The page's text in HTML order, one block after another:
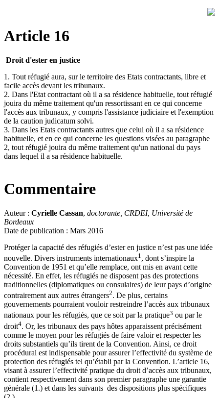
Article 16
Droit d'ester en justice
1. Tout réfugié aura, sur le territoire des Etats contractants, libre et
facile accès devant les tribunaux.
2. Dans l'Etat contractant où il a sa résidence habituelle, tout réfugié
jouira du même traitement qu'un ressortissant en ce qui concerne
l'accès aux tribunaux, y compris l'assistance judiciaire et l'exemption
de la caution judicatum solvi.
3. Dans les Etats contractants autres que celui où il a sa résidence
habituelle, et en ce qui concerne les questions visées au paragraphe
2, tout réfugié jouira du même traitement qu'un national du pays
dans lequel il a sa résidence habituelle.
Commentaire
Auteur : Cyrielle Cassan, doctorante, CRDEI, Université de
Bordeaux
Date de publication : Mars 2016
Protéger la capacité des réfugiés d’ester en justice n’est pas une idée
nouvelle. Divers instruments internationaux1 , dont s’inspire la
Convention de 1951 et qu’elle remplace, ont mis en avant cette
nécessité. En effet, les réfugiés ne disposent pas des protections
traditionnelles (diplomatiques ou consulaires) de leur pays d’origine
contrairement aux autres étrangers2. De plus, certains
gouvernements pourraient vouloir restreindre l’accès aux tribunaux
nationaux pour les réfugiés, que ce soit par la pratique3 ou par le
droit4. Or, les tribunaux des pays hôtes apparaissent précisément
comme le moyen pour les réfugiés de faire valoir et respecter les
droits substantiels qu’ils tirent de la Convention. Ainsi, ce droit
procédural est indispensable pour assurer l’effectivité du système de
protection des réfugiés tel qu’établi par la Convention. L’article 16,
visant à assurer l’effectivité pratique du droit d’accès aux tribunaux,
contient respectivement dans son premier paragraphe une garantie
générale (1.) et dans les suivants des dispositions plus spécifiques